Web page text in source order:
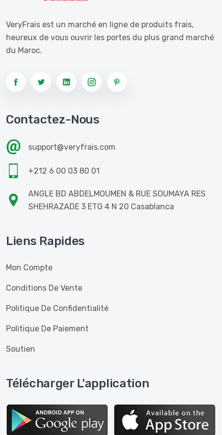
VeryFrais est un marché en ligne de produits frais,
heureux de vous ouvrir les portes du plus grand marché
du Maroc.
Contactez-Nous
support@veryfrais.com
+212 6 00 03 80 01
ANGLE BD ABDELMOUMEN & RUE SOUMAYA RES
SHEHRAZADE 3 ETG 4 N 20 Casablanca
Liens Rapides
Mon Compte
Conditions De Vente
Politique De Confidentialité
Politique De Paiement
Soutien
Télécharger L'application